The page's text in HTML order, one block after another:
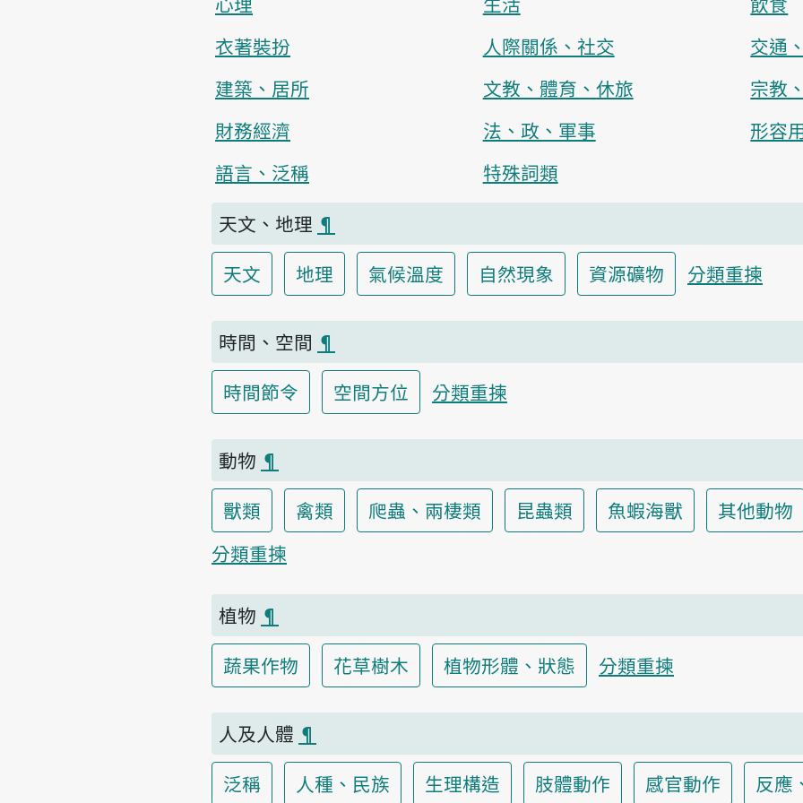
衣著裝扮
人際關係、社交
交通
建築、居所
文教、體育、休旅
宗教
財務經濟
法、政、軍事
形容
語言、泛稱
特殊詞類
天文、地理 ¶
天文
地理 氣候溫度 自然現象 資源礦物 分類重揀
時間、空間 ¶
時間節令
空間方位 分類重揀
動物 ¶
獸類
禽類 爬蟲、兩棲類 昆蟲類 魚蝦海獸 其他動物
分類重揀
植物 ¶
蔬果作物
花草樹木 植物形體、狀態 分類重揀
人及人體 ¶
泛稱
人種、民族 生理構造 肢體動作 感官動作 反應